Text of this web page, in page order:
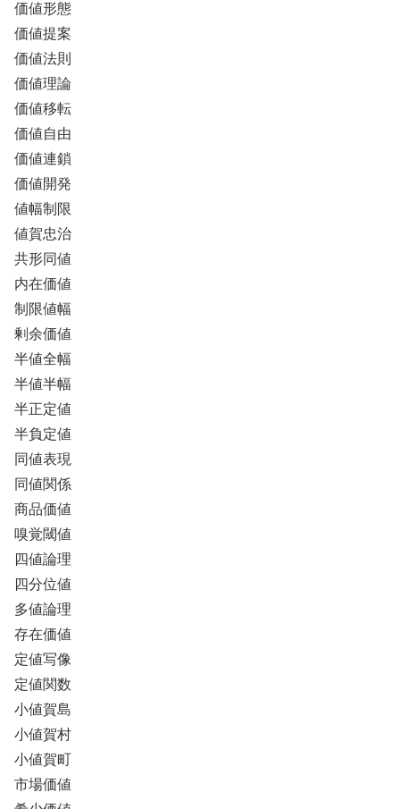
価値形態
価値提案
価値法則
価値理論
価値移転
価値自由
価値連鎖
価値開発
値幅制限
値賀忠治
共形同値
内在価値
制限値幅
剰余価値
半値全幅
半値半幅
半正定値
半負定値
同値表現
同値関係
商品価値
嗅覚閾値
四値論理
四分位値
多値論理
存在価値
定値写像
定値関数
小値賀島
小値賀村
小値賀町
市場価値